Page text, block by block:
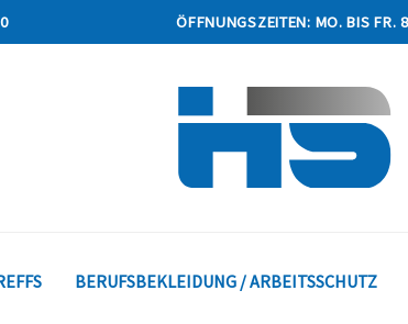
ÖFFNUNGSZEITEN: MO. BIS FR.
BERUFSBEKLEIDUNG / ARBEITSSCHUTZ